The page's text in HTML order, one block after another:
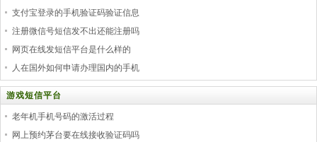
支付宝登录的手机验证码验证信息
注册微信号短信发不出还能注册吗
网页在线发短信平台是什么样的
人在国外如何申请办理国内的手机
游戏短信平台
老年机手机号码的激活过程
网上预约茅台要在线接收验证码吗